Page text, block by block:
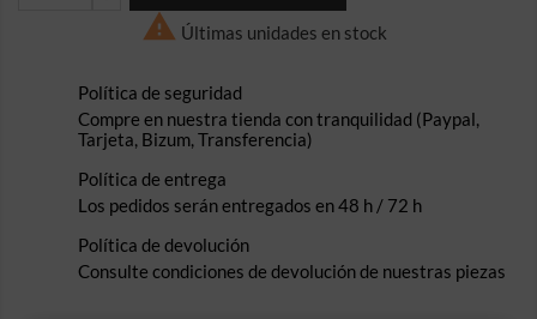
 Últimas unidades en stock
Política de seguridad
Compre en nuestra tienda con tranquilidad (Paypal,
Tarjeta, Bizum, Transferencia)
Política de entrega
Los pedidos serán entregados en 48 h / 72 h
Política de devolución
Consulte condiciones de devolución de nuestras piezas